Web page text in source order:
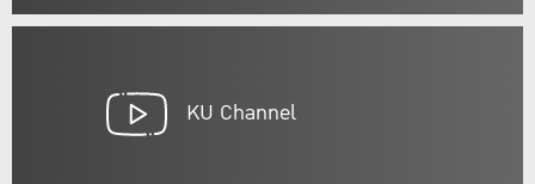
KU Channel